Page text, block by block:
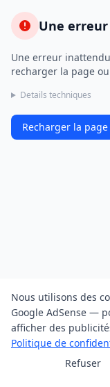
Une
Une erreur
recharger la page
Details techniques
Recharger la page
Nous utilisons des
Google AdSense —
afficher des
Politique de
Refuser